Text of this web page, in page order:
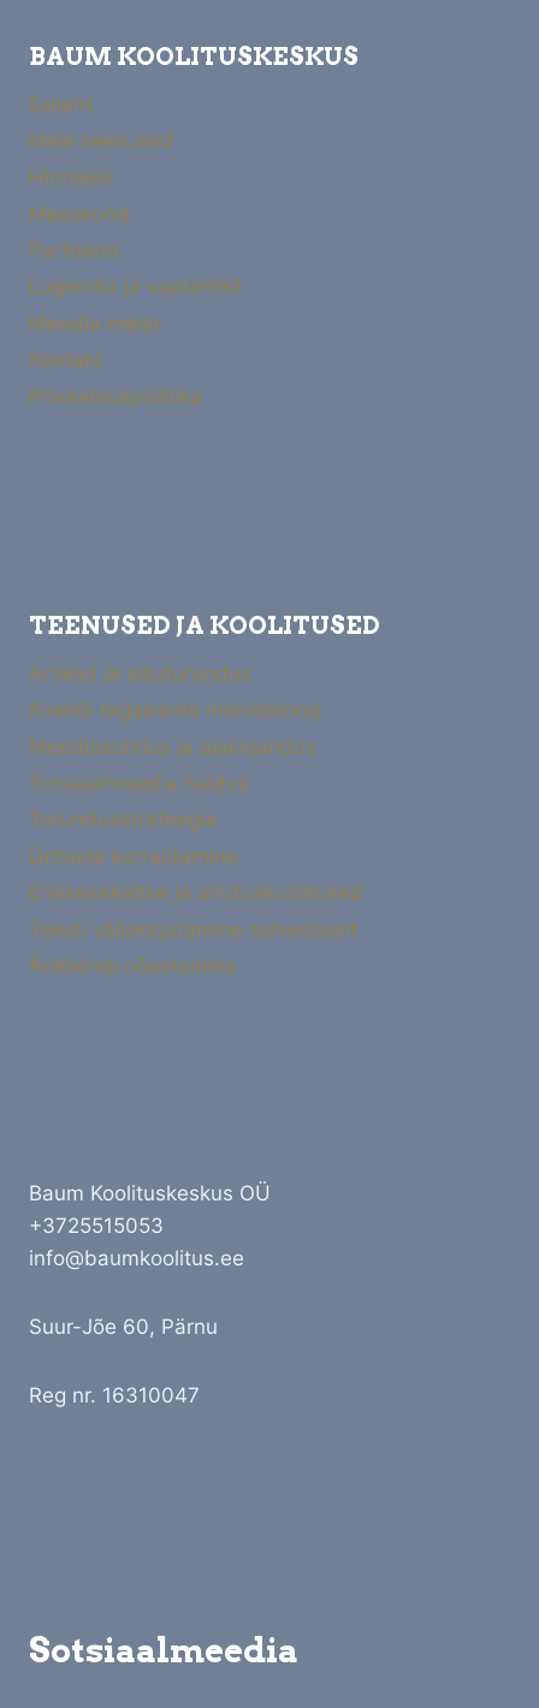
BAUM KOOLITUSKESKUS
Esileht
Meie teenused
Hinnakiri
Meeskond
Partnerid
Lugemist ja vaatamist
Meedia meist
Kontakt
Privaatsuspoliitika
TEENUSED JA KOOLITUSED
Artiklid ja sisuturundus
Kliendi tagasiside monitooring
Meediasuhtlus ja ajakirjandus
Sotsiaalmeedia haldus
Turundusstrateegia
Ürituste korraldamine
Enesesekaitse ja ohutuskoolitused
Teksti väljakirjutamine salvestiselt
Ärikliendi nõustamine
Baum Koolituskeskus OÜ
+3725515053
info@baumkoolitus.ee
Suur-Jõe 60, Pärnu
Reg nr. 16310047
Sotsiaalmeedia